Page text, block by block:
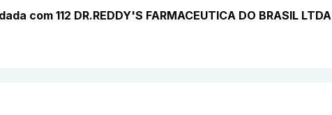
com 112 DR.REDDY'S FARMACEUTICA DO BRASIL LTDA